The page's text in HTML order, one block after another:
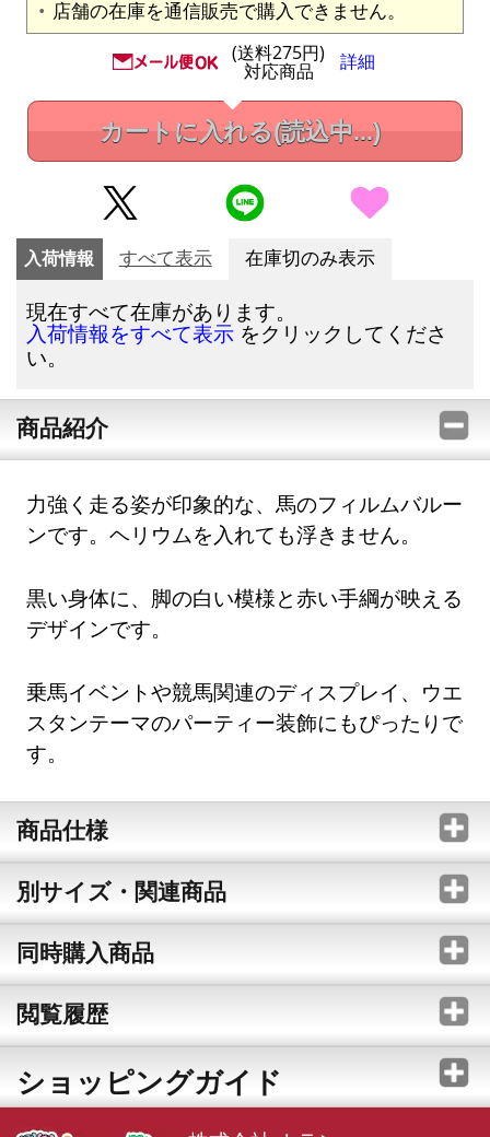
店舗の在庫を通信販売で購入できません。
(送料275円)
対応商品 詳細
カートに入れる(読込中...)
入荷情報 すべて表示 在庫切のみ表示
現在すべて在庫があります。
入荷情報をすべて表示 をクリックしてくださ
い。
商品紹介
力強く走る姿が印象的な、馬のフィルムバルー
ンです。ヘリウムを入れても浮きません。
黒い身体に、脚の白い模様と赤い手綱が映える
デザインです。
乗馬イベントや競馬関連のディスプレイ、ウエ
スタンテーマのパーティー装飾にもぴったりで
す。
商品仕様
別サイズ・関連商品
同時購入商品
閲覧履歴
ショッピングガイド